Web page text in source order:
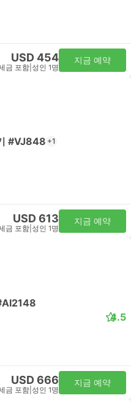
USD 454
금 포함 성인 1명
지금 예약
#VJ848 +1
USD 613
금 포함 성인 1명
지금 예약
4.5
USD 666
금 포함 성인 1명
지금 예약